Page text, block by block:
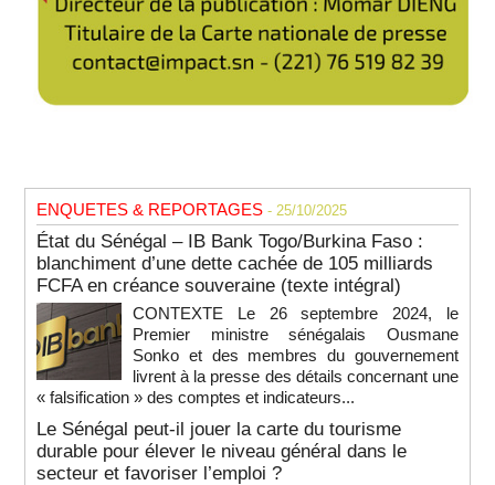
ENQUETES & REPORTAGES - 25/10/2025
État du Sénégal – IB Bank Togo/Burkina Faso :
blanchiment d’une dette cachée de 105 milliards
FCFA en créance souveraine (texte intégral)
CONTEXTE Le 26 septembre 2024, le
Premier ministre sénégalais Ousmane
Sonko et des membres du gouvernement
livrent à la presse des détails concernant une
« falsification » des comptes et indicateurs...
Le Sénégal peut-il jouer la carte du tourisme
durable pour élever le niveau général dans le
secteur et favoriser l’emploi ?